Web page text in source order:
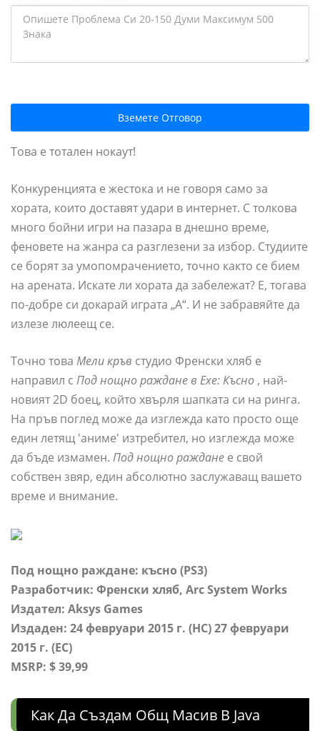
Вземете Отговор
Това е тотален нокаут!
Конкуренцията е жестока и не говоря само за
хората, които доставят удари в интернет. С толкова
много бойни игри на пазара в днешно време,
феновете на жанра са разглезени за избор. Студиите
се борят за умопомрачението, точно както се бием
на арената. Искате ли хората да забележат? Е, тогава
по-добре си докарай играта „А“. И не забравяйте да
излезе люлеещ се.
Точно това Мели кръв студио Френски хляб е
направил с Под нощно раждане в Exe: Късно , най-
новият 2D боец, който хвърля шапката си на ринга.
На пръв поглед може да изглежда като просто още
един летящ 'аниме' изтребител, но изглежда може
да бъде измамен. Под нощно раждане е свой
собствен звяр, един абсолютно заслужаващ вашето
време и внимание.
Под нощно раждане: късно (PS3)
Разработчик: Френски хляб, Arc System Works
Издател: Aksys Games
Издаден: 24 февруари 2015 г. (НС) 27 февруари
2015 г. (ЕС)
MSRP: $ 39,99
Как Да Създам Общ Масив В Java